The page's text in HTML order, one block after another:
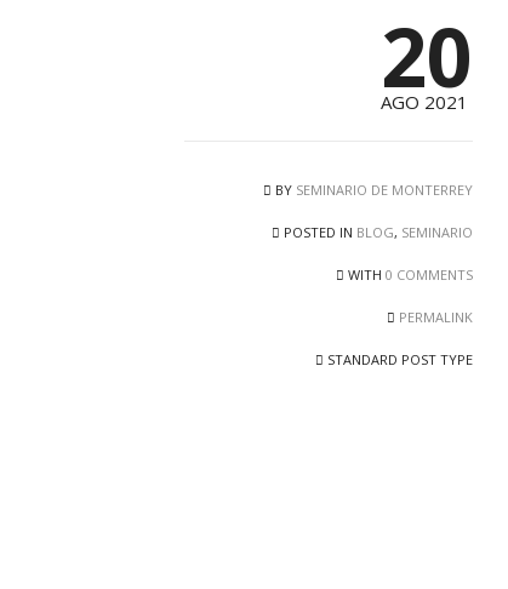
20
AGO 2021
BY SEMINARIO DE MONTERREY
POSTED IN BLOG, SEMINARIO
WITH 0 COMMENTS
PERMALINK
STANDARD POST TYPE